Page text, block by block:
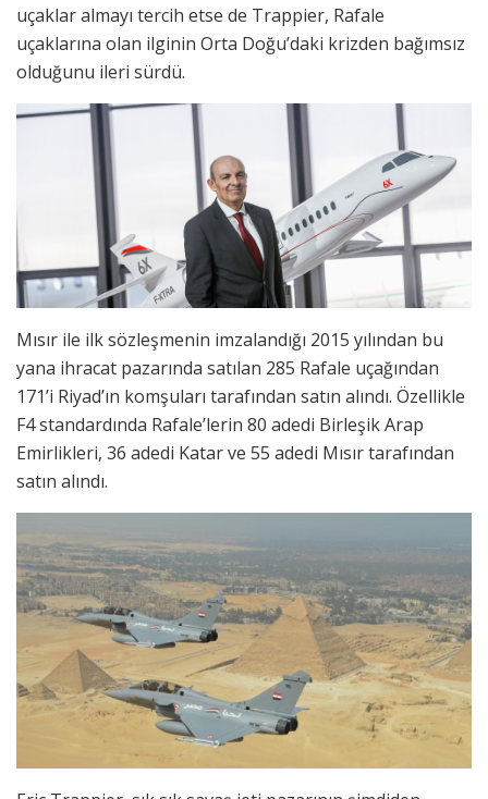
uçaklar almayı tercih etse de Trappier, Rafale
uçaklarına olan ilginin Orta Doğu’daki krizden bağımsız
olduğunu ileri sürdü.
Mısır ile ilk sözleşmenin imzalandığı 2015 yılından bu
yana ihracat pazarında satılan 285 Rafale uçağından
171’i Riyad’ın komşuları tarafından satın alındı. Özellikle
F4 standardında Rafale’lerin 80 adedi Birleşik Arap
Emirlikleri, 36 adedi Katar ve 55 adedi Mısır tarafından
satın alındı.